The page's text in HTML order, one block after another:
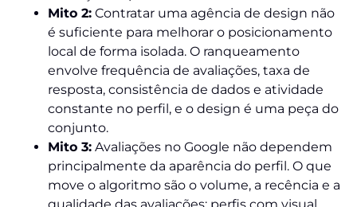
Mito 2: Contratar uma agência de design não
é suficiente para melhorar o posicionamento
local de forma isolada. O ranqueamento
envolve frequência de avaliações, taxa de
resposta, consistência de dados e atividade
constante no perfil, e o design é uma peça do
conjunto.
Mito 3: Avaliações no Google não dependem
principalmente da aparência do perfil. O que
move o algoritmo são o volume, a recência e a